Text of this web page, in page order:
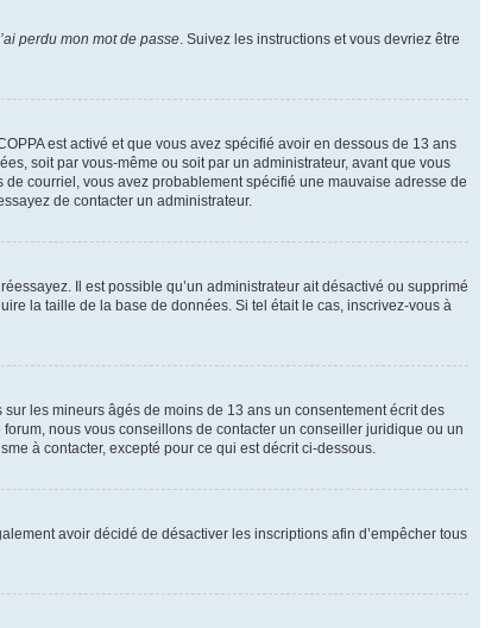
perdu mon mot de passe . Suivez les instructions et vous devriez être
est activé et que vous avez spécifié avoir en dessous de 13 ans
soit par vous-même ou soit par un administrateur, avant que vous
courriel, vous avez probablement spécifié une mauvaise adresse de
de contacter un administrateur.
Il est possible qu’un administrateur ait désactivé ou supprimé
la taille de la base de données. Si tel était le cas, inscrivez-vous à
les mineurs âgés de moins de 13 ans un consentement écrit des
nous vous conseillons de contacter un conseiller juridique ou un
à contacter, excepté pour ce qui est décrit ci-dessous.
avoir décidé de désactiver les inscriptions afin d’empêcher tous